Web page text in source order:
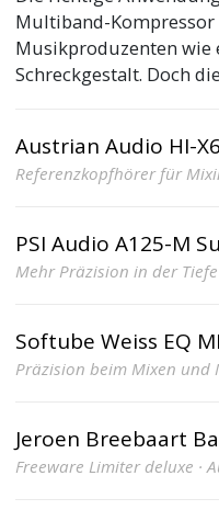
Multiband-
Musikproduzenten wie
Schreckgestalt. Doch
Austrian Audio HI-
Referenzkopfhörer für
PSI Audio A125-M
Mehr Präzision in der
Softube Weiss EQ
Präzision beim Mixen und
Jeroen Breebaart
Freeware Limiter deluxe ·